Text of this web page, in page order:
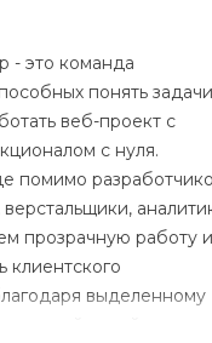
- это команда
понять задачи
веб-проект с
с нуля.
помимо
прозрачную работу и
клиентского
выделенному